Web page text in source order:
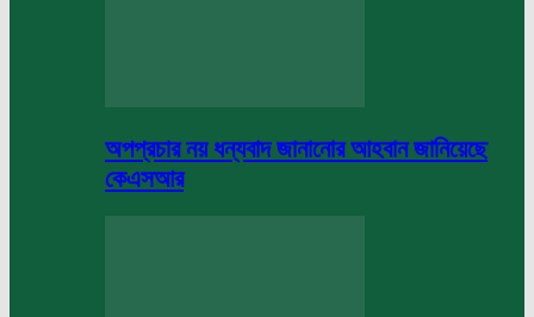
অপপ্রচার নয় ধন্যবাদ জানানোর আহবান জানিয়েছে
কেএসআর